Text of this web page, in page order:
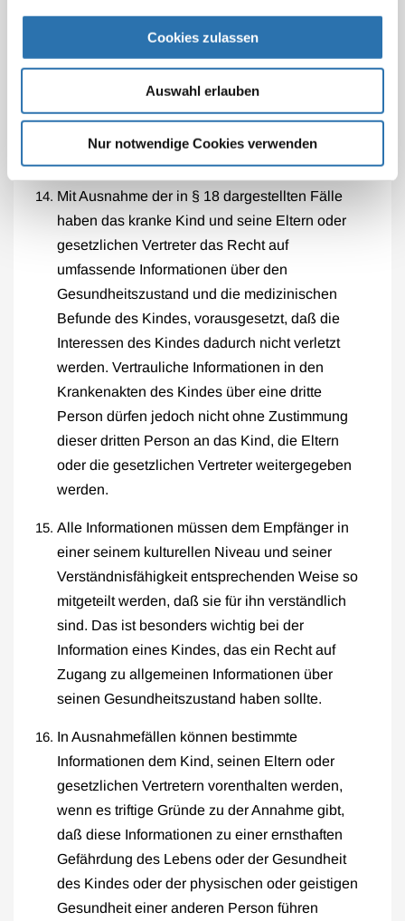
Cookies zulassen
Auswahl erlauben
Nur notwendige Cookies verwenden
gesundheitliche Versorgung des Kindes
gefährden oder ihm sonstige medizinische
Vorteile vorenthalten, auf die das Kind ein
Anrecht hat.
Zugang zu Informationen
Mit Ausnahme der in § 18 dargestellten Fälle
haben das kranke Kind und seine Eltern oder
gesetzlichen Vertreter das Recht auf
umfassende Informationen über den
Gesundheitszustand und die medizinischen
Befunde des Kindes, vorausgesetzt, daß die
Interessen des Kindes dadurch nicht verletzt
werden. Vertrauliche Informationen in den
Krankenakten des Kindes über eine dritte
Person dürfen jedoch nicht ohne Zustimmung
dieser dritten Person an das Kind, die Eltern
oder die gesetzlichen Vertreter weitergegeben
werden.
Alle Informationen müssen dem Empfänger in
einer seinem kulturellen Niveau und seiner
Verständnisfähigkeit entsprechenden Weise so
mitgeteilt werden, daß sie für ihn verständlich
sind. Das ist besonders wichtig bei der
Information eines Kindes, das ein Recht auf
Zugang zu allgemeinen Informationen über
seinen Gesundheitszustand haben sollte.
In Ausnahmefällen können bestimmte
Informationen dem Kind, seinen Eltern oder
gesetzlichen Vertretern vorenthalten werden,
wenn es triftige Gründe zu der Annahme gibt,
daß diese Informationen zu einer ernsthaften
Gefährdung des Lebens oder der Gesundheit
des Kindes oder der physischen oder geistigen
Gesundheit einer anderen Person führen